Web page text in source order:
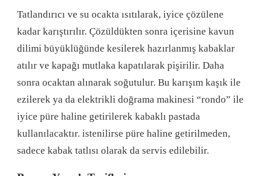
Tatlandırıcı ve su ocakta ısıtılarak, iyice çözülene
kadar karıştırılır. Çözüldükten sonra içerisine kavun
dilimi büyüklüğünde kesilerek hazırlanmış kabaklar
atılır ve kapağı mutlaka kapatılarak pişirilir. Daha
sonra ocaktan alınarak soğutulur. Bu karışım kaşık ile
ezilerek ya da elektrikli doğrama makinesi “rondo” ile
iyice püre haline getirilerek kabaklı pastada
kullanılacaktır. istenilirse püre haline getirilmeden,
sadece kabak tatlısı olarak da servis edilebilir.